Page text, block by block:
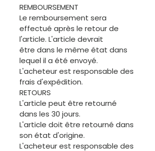
REMBOURSEMENT
Le remboursement sera
effectué après le retour de
l'article. L'article devrait
être dans le même état dans
lequel il a été envoyé.
L'acheteur est responsable des
frais d'expédition.
RETOURS
L'article peut être retourné
dans les 30 jours.
L'article doit être retourné dans
son état d'origine.
L'acheteur est responsable des